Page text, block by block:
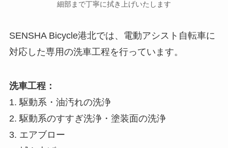
細部まで丁寧に拭き上げいたします
SENSHA Bicycle港北では、電動アシスト自転車に
対応した専用の洗車工程を行っています。
洗車工程：
1. 駆動系・油汚れの洗浄
2. 駆動系のすすぎ洗浄・塗装面の洗浄
3. エアブロー